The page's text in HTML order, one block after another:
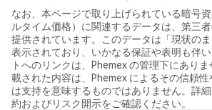
なお、本ページで取り上げられている暗号
ルタイム価格）に関連するデータは、第三
提供されています。このデータは「現状の
表示されており、いかなる保証や表明も伴
トへのリンクは、Phemex の管理下にあり
載された内容は、Phemex によるその信頼
は支持を意味するものではありません。詳
約およびリスク開示をご確認ください。